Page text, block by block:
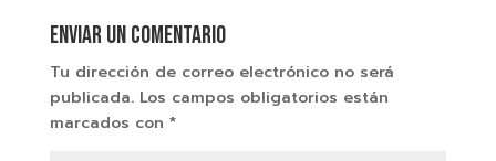
Enviar un comentario
Tu dirección de correo electrónico no será
publicada. Los campos obligatorios están
marcados con *